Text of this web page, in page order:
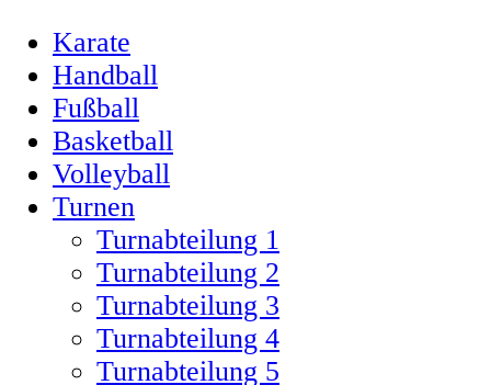
Karate
Handball
Fußball
Basketball
Volleyball
Turnen
Turnabteilung 1
Turnabteilung 2
Turnabteilung 3
Turnabteilung 4
Turnabteilung 5